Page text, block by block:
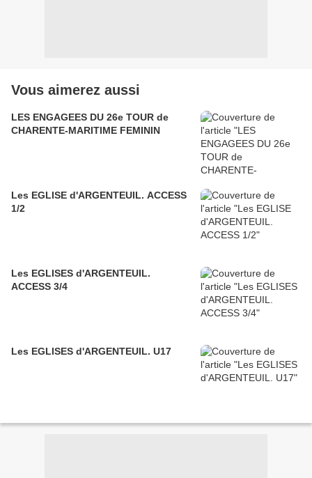
Vous aimerez aussi
LES ENGAGEES DU 26e TOUR de
CHARENTE-MARITIME FEMININ
Les EGLISE d'ARGENTEUIL. ACCESS
1/2
Les EGLISES d'ARGENTEUIL.
ACCESS 3/4
Les EGLISES d'ARGENTEUIL. U17